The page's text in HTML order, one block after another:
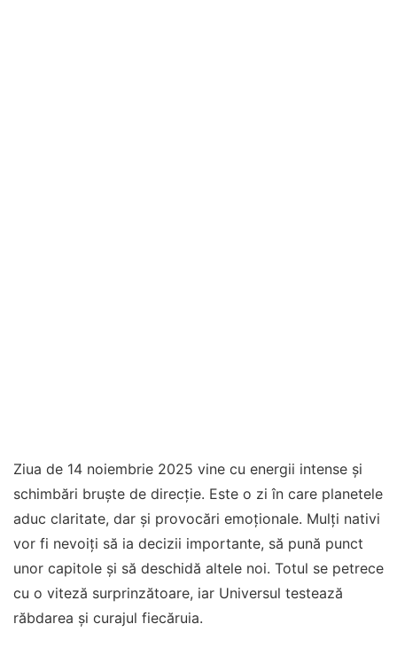
Ziua de 14 noiembrie 2025 vine cu energii intense și
schimbări bruște de direcție. Este o zi în care planetele
aduc claritate, dar și provocări emoționale. Mulți nativi
vor fi nevoiți să ia decizii importante, să pună punct
unor capitole și să deschidă altele noi. Totul se petrece
cu o viteză surprinzătoare, iar Universul testează
răbdarea și curajul fiecăruia.